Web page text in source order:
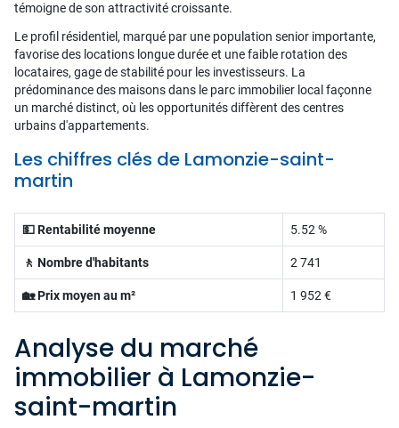
témoigne de son attractivité croissante.
Le profil résidentiel, marqué par une population senior importante,
favorise des locations longue durée et une faible rotation des
locataires, gage de stabilité pour les investisseurs. La
prédominance des maisons dans le parc immobilier local façonne
un marché distinct, où les opportunités diffèrent des centres
urbains d'appartements.
Les chiffres clés de Lamonzie-saint-
martin
💵 Rentabilité moyenne 5.52 %
🚶 Nombre d'habitants 2 741
🏡 Prix moyen au m² 1 952 €
Analyse du marché
immobilier à Lamonzie-
saint-martin